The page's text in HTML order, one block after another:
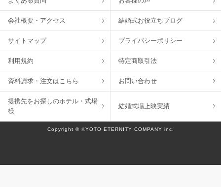
会社概要・アクセス 結婚式お役立ちブログ
サイトマップ プライバシーポリシー
利用規約 特定商取引法
資料請求・注文はこちら お問い合わせ
提携先をお探しのホテル・式場
様
結婚式場上映実績
Copyright © KYOTO ETERNITY COMPANY inc.